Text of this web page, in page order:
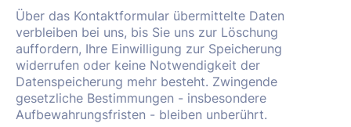
Über das Kontaktformular übermittelte Daten
verbleiben bei uns, bis Sie uns zur Löschung
auffordern, Ihre Einwilligung zur Speicherung
widerrufen oder keine Notwendigkeit der
Datenspeicherung mehr besteht. Zwingende
gesetzliche Bestimmungen - insbesondere
Aufbewahrungsfristen - bleiben unberührt.